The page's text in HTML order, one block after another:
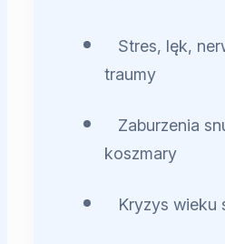
Stres, lęk,
traumy
Zaburzenia
koszmary
Kryzys wieku